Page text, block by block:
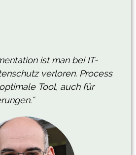
ist man bei IT-
verloren. Process
Tool, auch für